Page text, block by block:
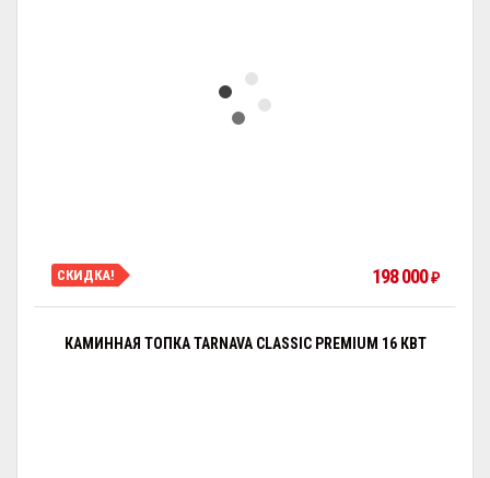
СКИДКА! 198 000₽
КАМИННАЯ ТОПКА TARNAVA CLASSIC PREMIUM 16 КВТ